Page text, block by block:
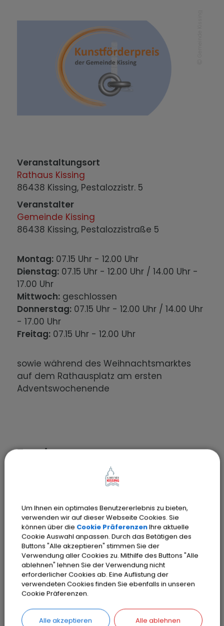
Montag: 07.15 Uhr - 12.00 Uhr
Dienstag: 07.15 Uhr - 12.00 Uhr / 14.00 Uhr -
17.00 Uhr
Mittwoch: geschlossen
Donnerstag: 07.15 Uhr - 12.00 Uhr / 14.00 Uhr
- 17.00 Uhr
Freitag: 07.15 Uhr - 12.00 Uhr
sowie während des Weihnachtsmarktes
auf dem Rathausplatz am ersten
Adventswochenende
Termine
Veranstaltungsort
Rathaus Kissing
86438 Kissing, Pestalozzistr. 5
Veranstalter
Gemeinde Kissing
86438 Kissing, Pestalozzistraße 5
OpenStreetMap wird
derzeit nicht angezeigt
Bitte aktivieren Sie "OpenStreetMap"
in Ihren Cookie Einstellungen.
Um Ihnen ein optimales Benutzererlebnis zu bieten,
verwenden wir auf dieser Webseite Cookies. Sie
können über die Cookie PräferenzenIhre aktuelle
Cookie Auswahl anpassen. Durch das Betätigen des
Buttons "Alle akzeptieren" stimmen Sie der
Verwendung aller Cookies zu. Mithilfe des Buttons "Alle
ablehnen" lehnen Sie der Verwendung nicht
erforderlicher Cookies ab. Eine Auflistung der
verwendeten Cookies finden Sie ebenfalls in unseren
Cookie Präferenzen.
Alle akzeptieren Alle ablehnen